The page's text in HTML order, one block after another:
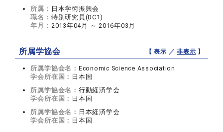
所属： 日本学術振興会
職名： 特別研究員(DC1)
年月： 2013年04月 ～ 2016年03月
所属学協会 【 表示 ／非表示 】
所属学協会名： Economic Science Association
学会所在国： 日本国
所属学協会名： 行動経済学会
学会所在国： 日本国
所属学協会名： 日本経済学会
学会所在国： 日本国